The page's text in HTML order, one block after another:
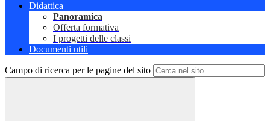
Didattica
Panoramica
Offerta formativa
I progetti delle classi
Documenti utili
Campo di ricerca per le pagine del sito